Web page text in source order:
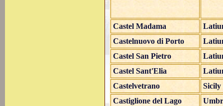
Castel Madama
Castelnuovo di Porto
Castel San Pietro
Castel Sant'Elia
Castelvetrano
Sicily
Castiglione del Lago